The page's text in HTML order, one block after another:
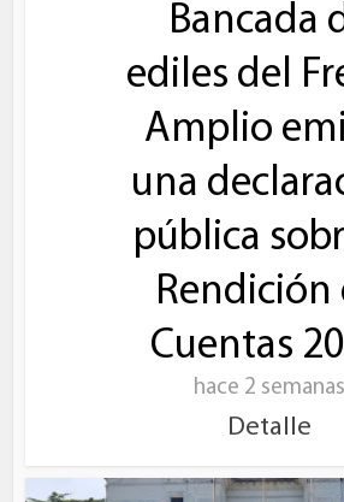
Bancada
ediles del
Amplio
una
pública
Rendición
Cuentas
hace 2 semanas
Detalle